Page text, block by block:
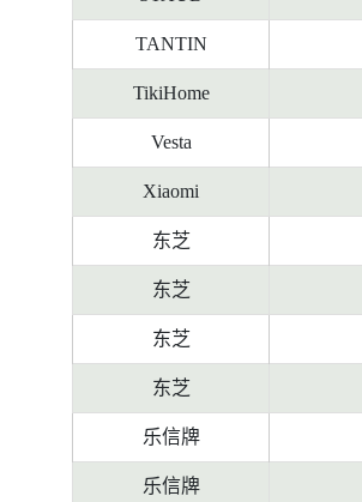
TANTIN
TikiHome
Vesta
Xiaomi
东芝
东芝
东芝
东芝
乐信牌
乐信牌